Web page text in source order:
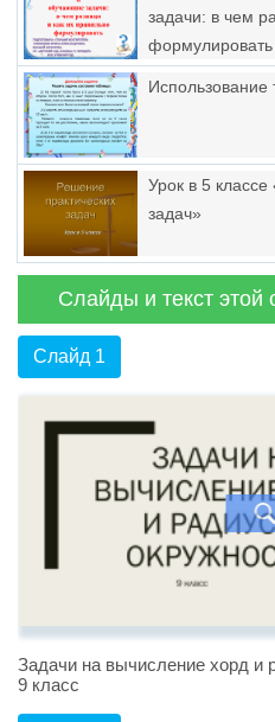
задачи: в чем
формулировать
Урок в 5
задач»
Слайды и текст этой
Слайд 1
Задачи на вычисление хорд и
9 класс